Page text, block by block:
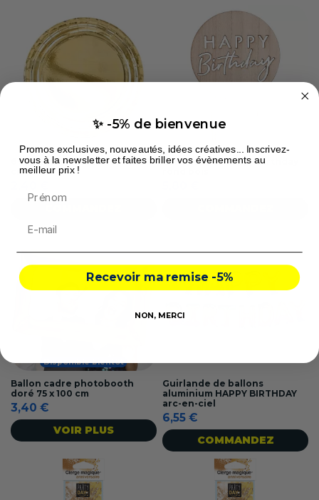
6 Assiettes rondes dorées 23
cm
Cake topper happy birthday
Disponible bientôt
Ballon cadre photobooth
doré 75 x 100 cm
3,40 €
VOIR PLUS
Guirlande de ballons
aluminium HAPPY BIRTHDAY
arc-en-ciel
6,55 €
COMMANDEZ
✨ -5% de bienvenue
Promos exclusives, nouveautés, idées créatives... Inscrivez-
vous à la newsletter et faites briller vos évènements au
meilleur prix !
Prénom
Recevoir ma remise -5%
NON, MERCI